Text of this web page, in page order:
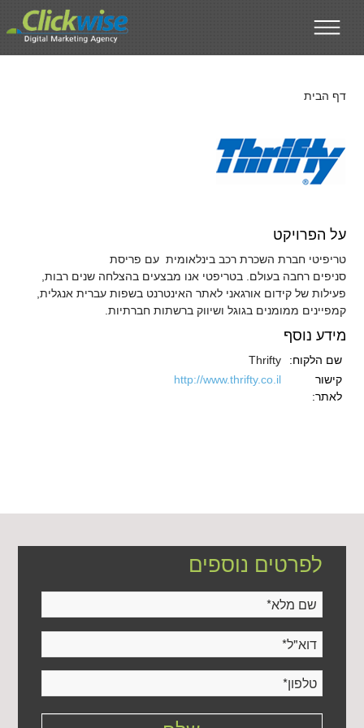
דף הבית
על הפרויקט
טריפיטי חברת השכרת רכב בינלאומית עם פריסת
סניפים רחבה בעולם. בטריפטי אנו מבצעים בהצלחה שנים רבות,
פעילות של קידום אורגאני לאתר האינטרנט בשפות עברית אנגלית,
קמפיינים ממומנים בגוגל ושיווק ברשתות חברתיות.
מידע נוסף
שם הלקוח:
Thrifty
קישור
לאתר:
http://www.thrifty.co.il
לפרטים נוספים
שם מלא*
דוא"ל*
טלפון*